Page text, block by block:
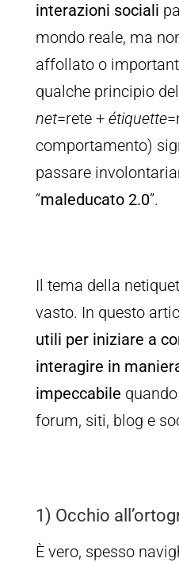
interazioni sociali
mondo reale, ma
affollato o
qualche principio
net=rete + étiquette
comportamento)
passare
“maleducato 2.0”.
Il tema della
vasto. In questo
utili per iniziare a
interagire in
impeccabile
forum, siti, blog e
1) Occhio all’
È vero, spesso